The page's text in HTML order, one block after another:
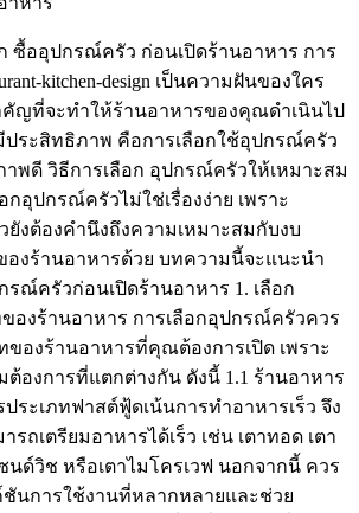
ซื้ออุปกรณ์ครัว ก่อนเปิดร้านอาหาร การ
kitchen-design เป็นความฝันของใคร
ญที่จะทำให้ร้านอาหารของคุณดำเนินไป
ประสิทธิภาพ คือการเลือกใช้อุปกรณ์ครัว
พดี วิธีการเลือก อุปกรณ์ครัวให้เหมาะสม
กอุปกรณ์ครัวไม่ใช่เรื่องง่าย เพราะ
งต้องคำนึงถึงความเหมาะสมกับงบ
งร้านอาหารด้วย บทความนี้จะแนะนำ
ณ์ครัวก่อนเปิดร้านอาหาร 1. เลือก
องร้านอาหาร การเลือกอุปกรณ์ครัวควร
องร้านอาหารที่คุณต้องการเปิด เพราะ
ต้องการที่แตกต่างกัน ดังนี้ 1.1 ร้านอาหาร
ระเภทฟาสต์ฟู้ดเน้นการทำอาหารเร็ว จึง
ถเตรียมอาหารได้เร็ว เช่น เตาทอด เตา
นด์วิช หรือเตาไมโครเวฟ นอกจากนี้ ควร
นการใช้งานที่หลากหลายและช่วย